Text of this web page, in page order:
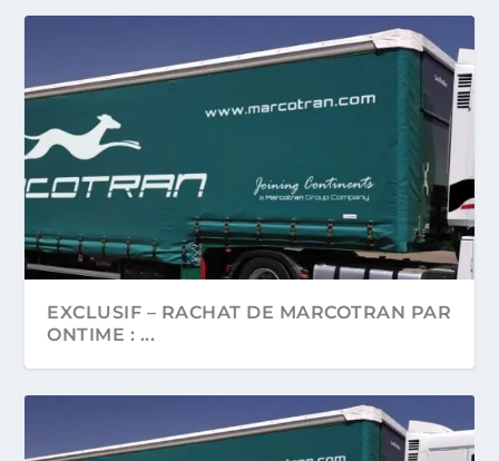
EXCLUSIF – RACHAT DE MARCOTRAN PAR
ONTIME : ...